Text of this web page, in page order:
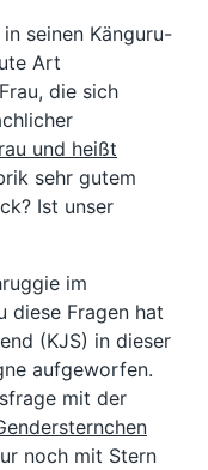
seinen Känguru-
Art
die sich
und heißt
sehr gutem
Ist unser
im
diese Fragen hat
(KJS) in dieser
aufgeworfen.
mit der
noch mit Stern